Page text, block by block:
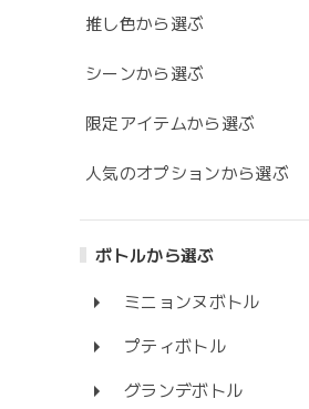
推し色から選ぶ
シーンから選ぶ
限定アイテムから選ぶ
人気のオプションから選ぶ
ボトルから選ぶ
ミニョンヌボトル
プティボトル
グランデボトル